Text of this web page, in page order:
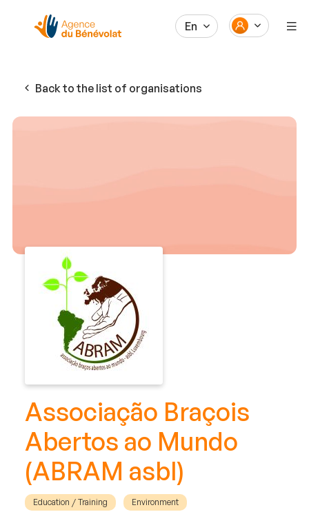
En
Back to the list of organisations
Associação Braçois
Abertos ao Mundo
(ABRAM asbl)
Education / Training Environment